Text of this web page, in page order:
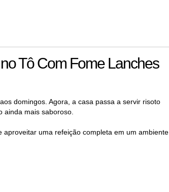
Tô Com Fome Lanches
domingos. Agora, a casa passa a servir risoto
mais saboroso.
uma refeição completa em um ambiente